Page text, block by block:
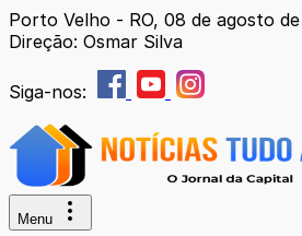
Porto Velho - RO, 08 de agosto
Direção: Osmar Silva
Siga-nos:
Menu